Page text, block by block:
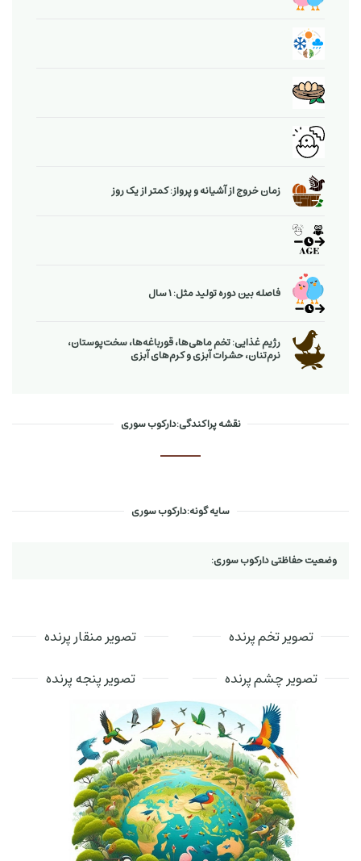
زمان خروج از آشیانه و پرواز: کمتر از یک روز
فاصله بین دوره تولید مثل: 1 سال
رژیم غذایی: تخم ماهی‌ها، قورباغه‌ها، سخت‌پوستان،
نرم‌تنان، حشرات آبزی و كرم‌های آبزی
نقشه پراکندگی:دارکوب سوری
سایه گونه:دارکوب سوری
وضعیت حفاظتی دارکوب سوری:
تصویر تخم پرنده
تصویر منقار پرنده
تصویر چشم پرنده
تصویر پنجه پرنده